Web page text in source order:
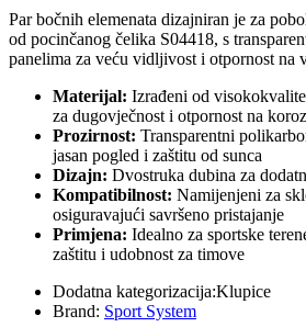
Par bočnih elemenata dizajniran je za
od pocinčanog čelika S04418, s
panelima za veću vidljivost i otpornost na
Materijal: Izrađeni od
za dugovječnost i otpornost na
Prozirnost: Transparentni
jasan pogled i zaštitu od sunca
Dizajn: Dvostruka dubina za
Kompatibilnost: Namijenjeni za
osiguravajući savršeno pristajanje
Primjena: Idealno za sportske
zaštitu i udobnost za timove
Dodatna kategorizacija:Klupice
Brand: Sport System